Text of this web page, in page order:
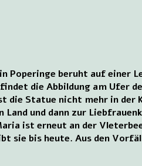
Poperinge beruht auf einer
die Abbildung am Ufer
die Statue nicht mehr in
und dann zur
ist erneut an der
sie bis heute. Aus den